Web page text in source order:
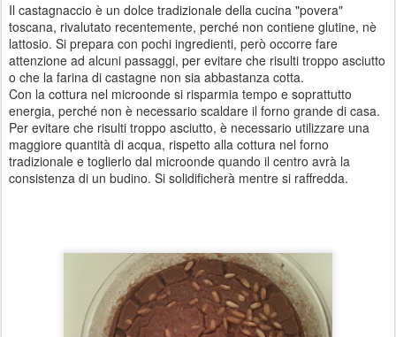
Il castagnaccio è un dolce tradizionale della cucina "povera"
toscana, rivalutato recentemente, perché non contiene glutine, nè
lattosio. Si prepara con pochi ingredienti, però occorre fare
attenzione ad alcuni passaggi, per evitare che risulti troppo asciutto
o che la farina di castagne non sia abbastanza cotta.
Con la cottura nel microonde si risparmia tempo e soprattutto
energia, perché non è necessario scaldare il forno grande di casa.
Per evitare che risulti troppo asciutto, è necessario utilizzare una
maggiore quantità di acqua, rispetto alla cottura nel forno
tradizionale e toglierlo dal microonde quando il centro avrà la
consistenza di un budino. Si solidificherà mentre si raffredda.